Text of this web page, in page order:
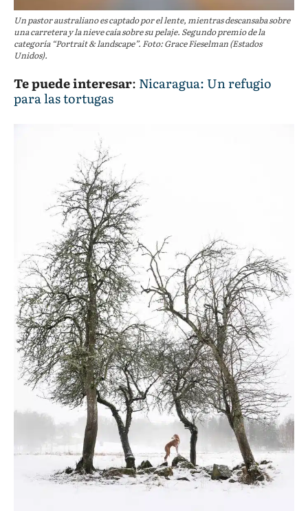
Un pastor australiano es captado por el lente, mientras descansaba sobre
una carretera y la nieve caía sobre su pelaje. Segundo premio de la
categoría “Portrait & landscape”. Foto: Grace Fieselman (Estados
Unidos).
Te puede interesar: Nicaragua: Un refugio
para las tortugas